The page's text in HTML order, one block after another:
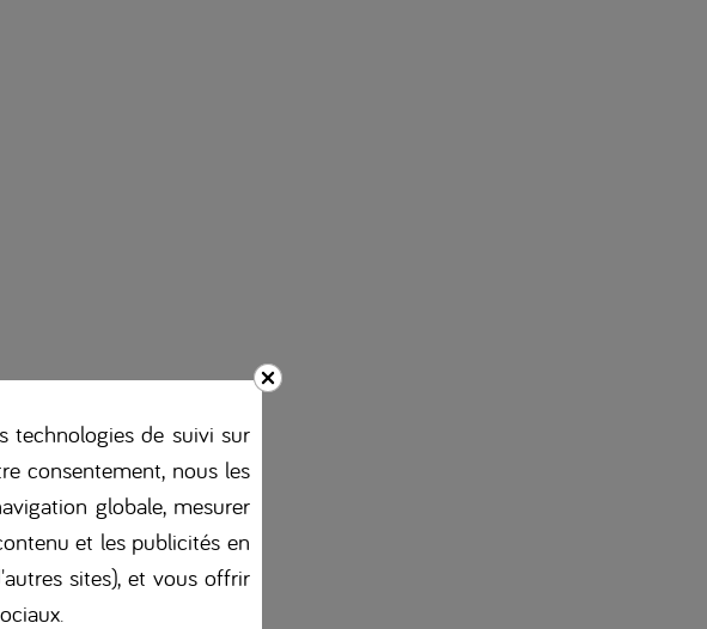
technologies de suivi sur
consentement, nous les
globale, mesurer
et les publicités en
sites), et vous offrir
.